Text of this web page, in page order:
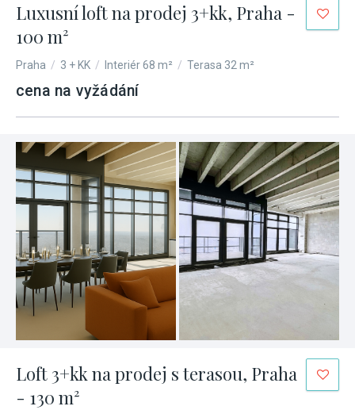
Luxusní loft na prodej 3+kk, Praha -
100 m²
Praha / 3 + KK / Interiér 68 m² / Terasa 32 m²
cena na vyžádání
Loft 3+kk na prodej s terasou, Praha
- 130 m²